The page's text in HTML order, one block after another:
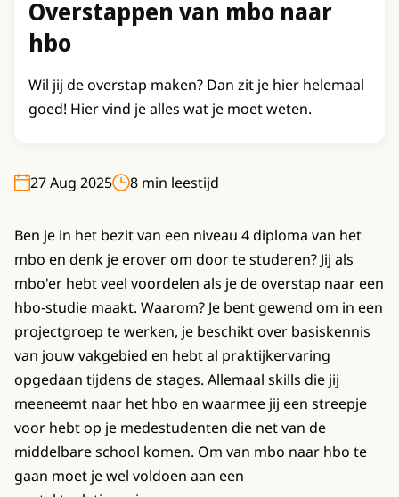
Overstappen van mbo naar
hbo
Wil jij de overstap maken? Dan zit je hier helemaal
goed! Hier vind je alles wat je moet weten.
27 Aug 2025 8 min leestijd
Ben je in het bezit van een niveau 4 diploma van het
mbo en denk je erover om door te studeren? Jij als
mbo'er hebt veel voordelen als je de overstap naar een
hbo-studie maakt. Waarom? Je bent gewend om in een
projectgroep te werken, je beschikt over basiskennis
van jouw vakgebied en hebt al praktijkervaring
opgedaan tijdens de stages. Allemaal skills die jij
meeneemt naar het hbo en waarmee jij een streepje
voor hebt op je medestudenten die net van de
middelbare school komen. Om van mbo naar hbo te
gaan moet je wel voldoen aan een